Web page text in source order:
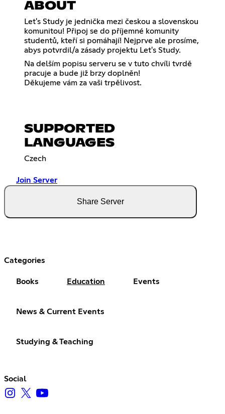
ABOUT
Let's Study je jednička mezi českou a slovenskou
komunitou! Připoj se do příjemné komunity
studentů, kteří si pomáhají! Nejprve ale prosíme,
abys potvrdil/a zásady projektu Let's Study.
Na delším popisu serveru se v tuto chvíli tvrdě
pracuje a bude již brzy doplněn!
Děkujeme vám za vaši trpělivost.
SUPPORTED
LANGUAGES
Czech
Join Server
Share Server
Categories
Books Education Events
News & Current Events
Studying & Teaching
Social